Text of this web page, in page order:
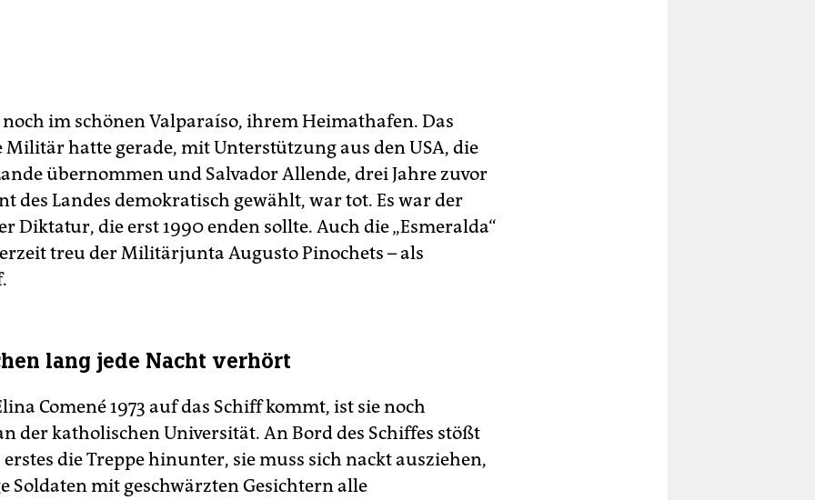
noch im schönen Valparaíso, ihrem Heimathafen. Das
Militär hatte gerade, mit Unterstützung aus den USA, die
übernommen und Salvador Allende, drei Jahre zuvor
des Landes demokratisch gewählt, war tot. Es war der
Diktatur, die erst 1990 enden sollte. Auch die „Esmeralda“
treu der Militärjunta Augusto Pinochets – als
lang jede Nacht verhört
Comené 1973 auf das Schiff kommt, ist sie noch
der katholischen Universität. An Bord des Schiffes stößt
erstes die Treppe hinunter, sie muss sich nackt ausziehen,
Soldaten mit geschwärzten Gesichtern alle